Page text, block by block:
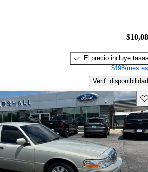
El precio incluye tasas
$198/mes
Verif. disponibilidad